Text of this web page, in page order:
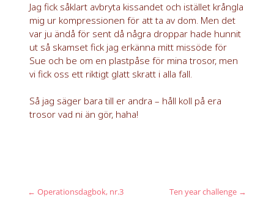
Jag fick såklart avbryta kissandet och istället krångla
mig ur kompressionen för att ta av dom. Men det
var ju ändå för sent då några droppar hade hunnit
ut så skamset fick jag erkänna mitt missöde för
Sue och be om en plastpåse för mina trosor, men
vi fick oss ett riktigt glatt skratt i alla fall.
Så jag säger bara till er andra – håll koll på era
trosor vad ni än gör, haha!
← Operationsdagbok, nr.3 Ten year challenge →